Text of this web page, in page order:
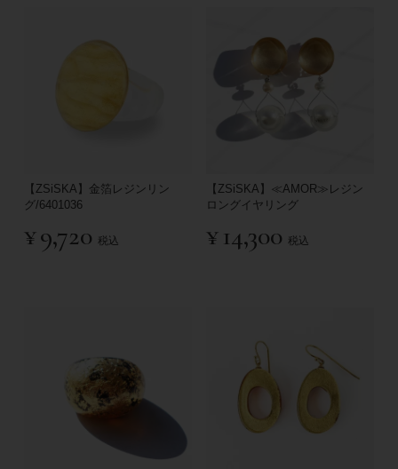
【ZSiSKA】金箔レジンリン
グ/6401036
¥9,720 税込
【ZSiSKA】≪AMOR≫レジン
ロングイヤリング
¥ 14,300 税込